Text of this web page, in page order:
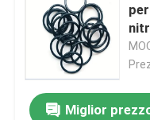
Miglior